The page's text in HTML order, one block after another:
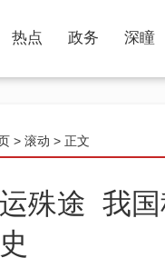
热点 政务 深瞳
> 滚动 > 正文
殊途 我